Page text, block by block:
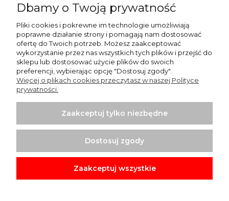
Pomoc
Zwrot zakupów
Informacje
Dbamy o Twoją prywatność
Pliki cookies i pokrewne im technologie umożliwiają
poprawne działanie strony i pomagają nam dostosować
ofertę do Twoich potrzeb. Możesz zaakceptować
wykorzystanie przez nas wszystkich tych plików i przejść do
sklepu lub dostosować użycie plików do swoich
preferencji, wybierając opcję "Dostosuj zgody".
Więcej o plikach cookies przeczytasz w naszej Polityce
prywatności.
Zaakceptuj tylko niezbędne
Dostosuj zgody
Zaakceptuj wszystkie